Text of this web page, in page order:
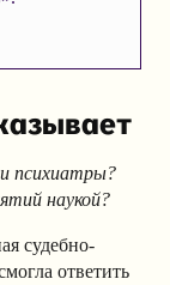
психиатры?
наукой?
судебно-
ответить